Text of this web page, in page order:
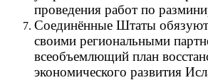
проведения работ по
Соединённые Штаты
своими региональными
всеобъемлющий план
экономического развития